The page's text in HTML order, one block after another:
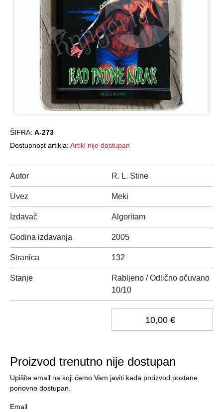
ŠIFRA: A-273
Dostupnost artikla: Artikl nije dostupan
Autor R. L. Stine
Uvez Meki
Izdavač Algoritam
Godina izdavanja 2005
Stranica 132
Stanje
Rabljeno / Odlično očuvano
10/10
10,00 €
Proizvod trenutno nije dostupan
Upišite email na koji ćemo Vam javiti kada proizvod postane
ponovno dostupan.
Email